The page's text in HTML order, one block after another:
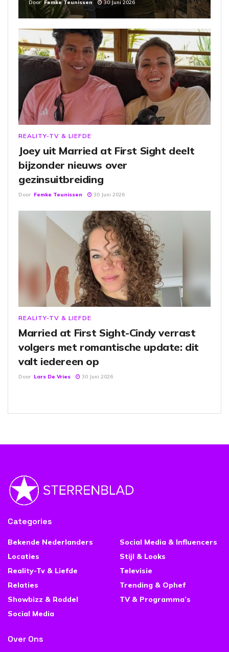
Door Femke Teunissen 30 Juni 2026
REALITY-TV & LIEFDE
Joey uit Married at First Sight deelt
bijzonder nieuws over
gezinsuitbreiding
Door Femke Teunissen 30 Juni 2026
REALITY-TV & LIEFDE
Married at First Sight-Cindy verrast
volgers met romantische update: dit
valt iedereen op
Door Lars De Vries 30 Juni 2026
Categories
Bekende Nederlanders
Locaties
Reality-Tv & Liefde
Relaties
Showbizz & Roddel
Social Media
Social Media & Influencers
Stijl & Looks
Televisie
Trending & Ophef
TV & Programma’s
Over Ons